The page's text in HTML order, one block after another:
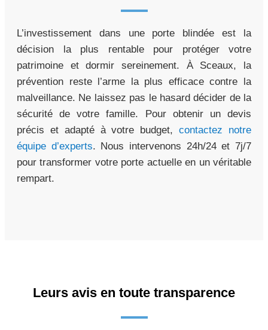
L’investissement dans une porte blindée est la
décision la plus rentable pour protéger votre
patrimoine et dormir sereinement. À Sceaux, la
prévention reste l’arme la plus efficace contre la
malveillance. Ne laissez pas le hasard décider de la
sécurité de votre famille. Pour obtenir un devis
précis et adapté à votre budget,contactez notre
équipe d’experts. Nous intervenons 24h/24 et 7j/7
pour transformer votre porte actuelle en un véritable
rempart.
Leurs avis en toute transparence